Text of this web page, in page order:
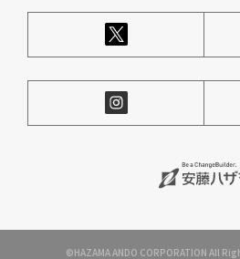
©HAZAMA ANDO CORPORATION All